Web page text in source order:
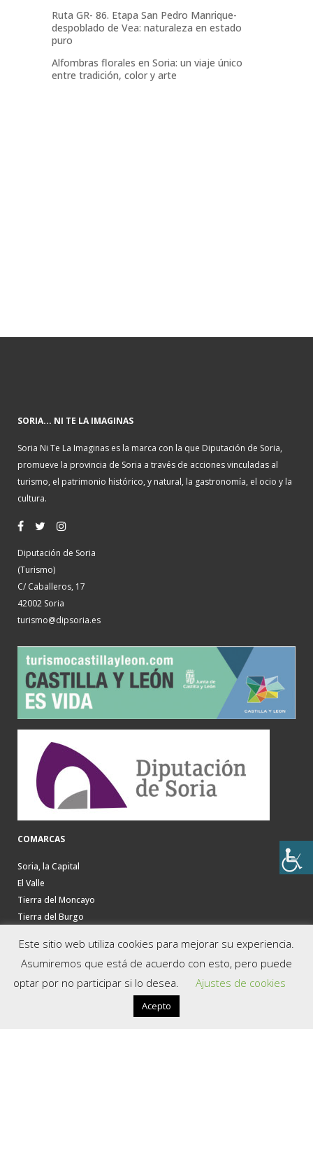
Ruta GR- 86. Etapa San Pedro Manrique-
despoblado de Vea: naturaleza en estado
puro
Alfombras florales en Soria: un viaje único
entre tradición, color y arte
SORIA... NI TE LA IMAGINAS
Soria Ni Te La Imaginas es la marca con la que Diputación de Soria,
promueve la provincia de Soria a través de acciones vinculadas al
turismo, el patrimonio histórico, y natural, la gastronomía, el ocio y la
cultura.
Diputación de Soria
(Turismo)
C/ Caballeros, 17
42002 Soria
turismo@dipsoria.es
COMARCAS
Soria, la Capital
El Valle
Tierra del Moncayo
Tierra del Burgo
La Ribera del Duero
Tierras Altas
Tierra de Almazán
Este sitio web utiliza cookies para mejorar su experiencia.
Asumiremos que está de acuerdo con esto, pero puede
optar por no participar si lo desea.
Ajustes de cookies
Acepto